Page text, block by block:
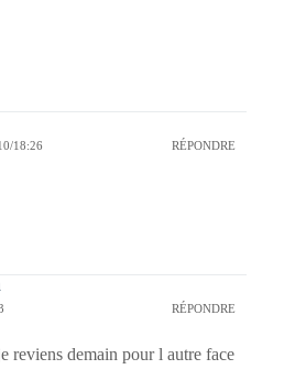
18:26 RÉPONDRE
RÉPONDRE
reviens demain pour l autre face